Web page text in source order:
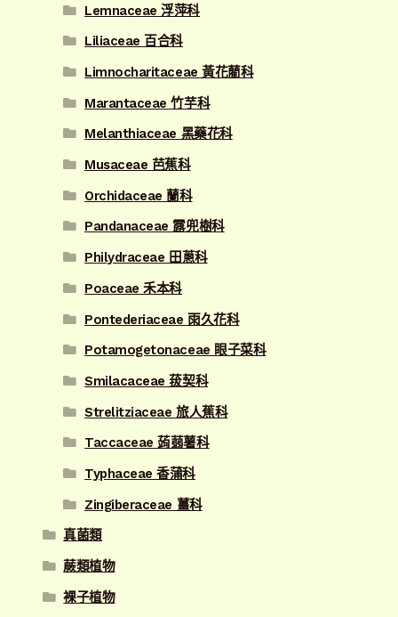
Lemnaceae 浮萍科
Liliaceae 百合科
Limnocharitaceae 黃花藺科
Marantaceae 竹芋科
Melanthiaceae 黑藥花科
Musaceae 芭蕉科
Orchidaceae 蘭科
Pandanaceae 露兜樹科
Philydraceae 田蔥科
Poaceae 禾本科
Pontederiaceae 雨久花科
Potamogetonaceae 眼子菜科
Smilacaceae 菝契科
Strelitziaceae 旅人蕉科
Taccaceae 蒟蒻薯科
Typhaceae 香蒲科
Zingiberaceae 薑科
真菌類
蕨類植物
裸子植物